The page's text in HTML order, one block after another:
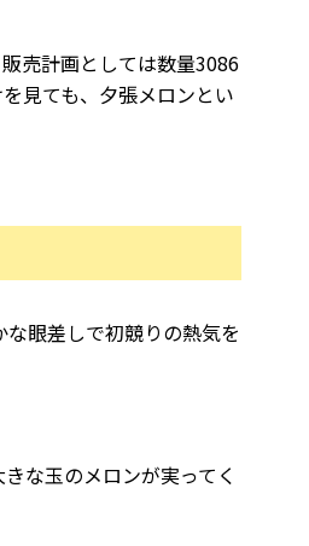
売計画としては数量3086
見ても、夕張メロンとい
眼差しで初競りの熱気を
な玉のメロンが実ってく